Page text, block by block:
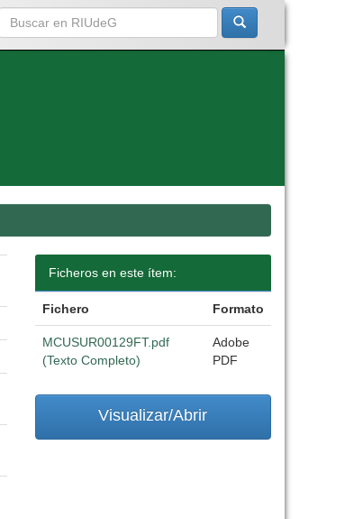
Ficheros en este ítem:
Fichero Formato
MCUSUR00129FT.pdf
(Texto Completo)
Adobe
PDF
Visualizar/Abrir